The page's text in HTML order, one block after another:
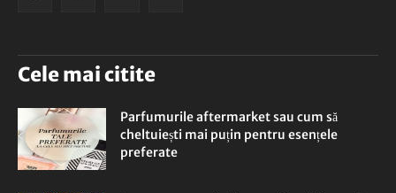
Cele mai citite
Parfumurile aftermarket sau cum să
cheltuiești mai puțin pentru esențele
preferate